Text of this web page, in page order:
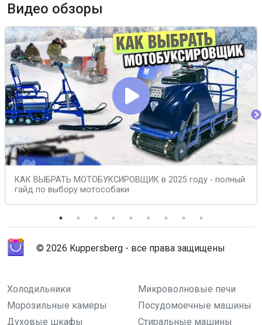
Видео обзоры
КАК ВЫБРАТЬ МОТОБУКСИРОВЩИК в 2025 году - полный
гайд по выбору мотособаки
© 2026 Kuppersberg - все права защищены
Холодильники
Микроволновые печи
Морозильные камеры
Посудомоечные машины
Духовые шкафы
Стиральные машины